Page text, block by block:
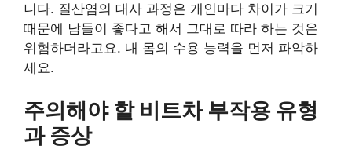
니다. 질산염의 대사 과정은 개인마다 차이가 크기
때문에 남들이 좋다고 해서 그대로 따라 하는 것은
위험하더라고요. 내 몸의 수용 능력을 먼저 파악하
세요.
주의해야 할 비트차 부작용 유형
과 증상